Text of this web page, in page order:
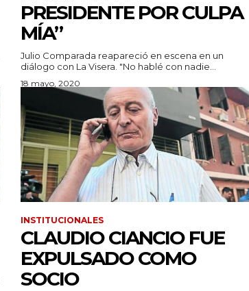
PRESIDENTE POR CULPA
MÍA”
Julio Comparada reapareció en escena en un
diálogo con La Visera. "No hablé con nadie...
18 mayo, 2020
INSTITUCIONALES
CLAUDIO CIANCIO FUE
EXPULSADO COMO
SOCIO